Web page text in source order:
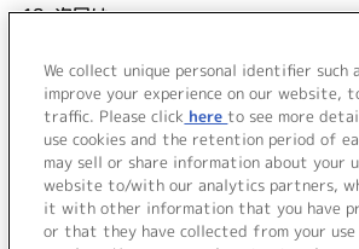
18.次回は...
Wake up Angel ～ねがいましては∞ (
イズ)
20. ちいさなまほう (TVサイズ)
＜ BACK
We collect unique personal identifier such
improve your experience on our website,
traffic. Please click here to see more
use cookies and the retention period of
may sell or share information about your
website to/with our analytics partners,
it with other information that you have
or that they have collected from your